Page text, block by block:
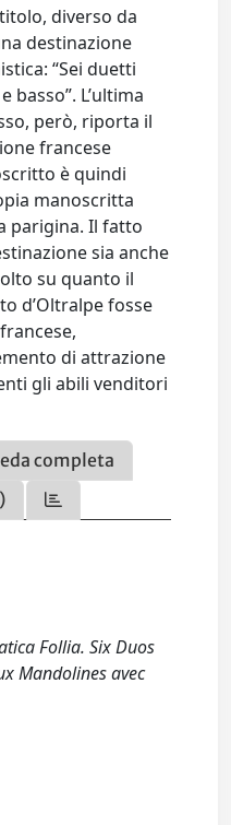
diverso da
destinazione
“Sei duetti
L’ultima
però, riporta il
francese
è quindi
manoscritta
parigina. Il fatto
sia anche
su quanto il
d’Oltralpe fosse
di attrazione
gli abili venditori
completa
Follia. Six Duos
Mandolines avec